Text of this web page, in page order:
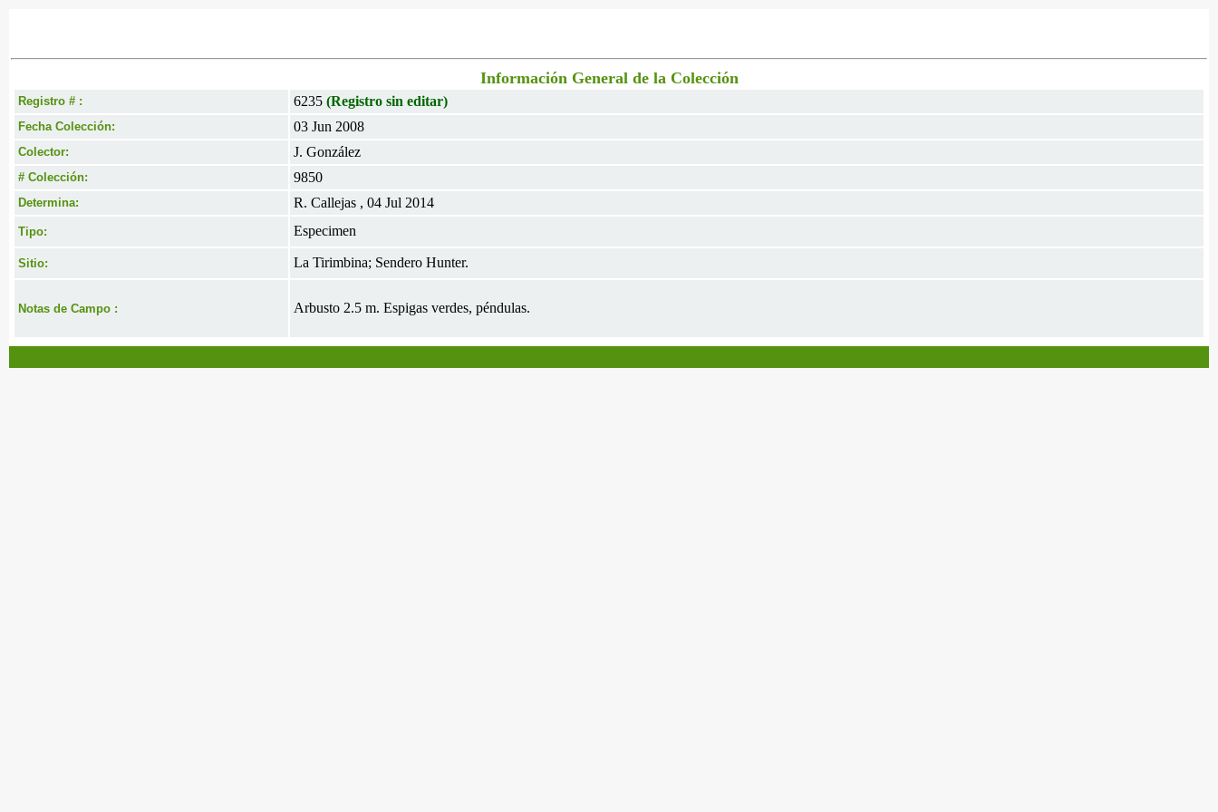
Información General de la Colección
Registro # : 6235 (Registro sin editar)
Fecha Colección: 03 Jun 2008
Colector: J. González
# Colección: 9850
Determina: R. Callejas , 04 Jul 2014
Tipo: Especimen
Sitio: La Tirimbina; Sendero Hunter.
Notas de Campo : Arbusto 2.5 m. Espigas verdes, péndulas.